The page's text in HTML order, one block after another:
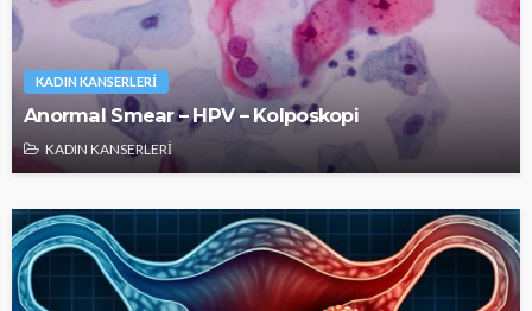
KADIN KANSERLERİ
Anormal Smear – HPV – Kolposkopi
KADIN KANSERLERİ